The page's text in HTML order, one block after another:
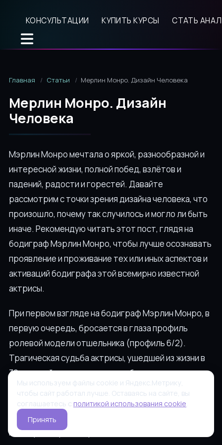
КОНСУЛЬТАЦИИ КУПИТЬ КУРСЫ СТАТЬ
Главная Статьи Мерлин Монро. Дизайн Человека
Мерлин Монро. Дизайн
Человека
Мэрлин Монро мечтала о яркой, разнообразной и
интересной жизни, полной побед, взлётов и
падений, радости и горестей. Давайте
рассмотрим с точки зрения дизайна человека, что
произошло, почему так случилось и могло ли быть
иначе. Рекомендую читать этот пост, глядя на
бодиграф Мэрлин Монро, чтобы лучше осознавать
проявление и проживание тех или иных аспектов и
активаций бодиграфа этой всемирно известной
актрисы.
При первом взгляде на бодиграф Мэрлин Монро, в
первую очередь, бросается в глаза профиль
ролевой модели отшельника (профиль 6/2).
Трагическая судьба актрисы, ушедшей из жизни в
36 лет, действительно может быть рассмотрена
как ролевая модель, и это пример того, как не надо
проживать профиль 6/2, если не стоит задача
прийти в полное расстройство и разочарование
или горечь проектора.
Мы используем файлы cookie и Яндекс.Метрику,
чтобы сайт работал лучше. Оставаясь на сайте, вы
соглашаетесь с политикой использования cookie.
Принять